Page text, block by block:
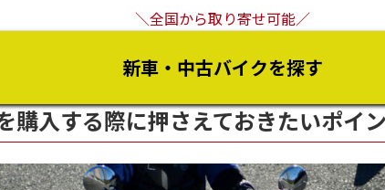
＼全国から取り寄せ可能／
新車・中古バイクを探す
購入する際に押さえておきたいポイ